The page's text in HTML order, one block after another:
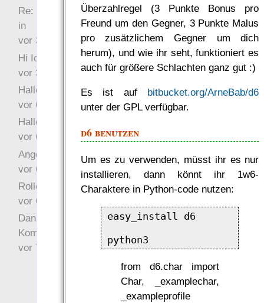
Überzahlregel (3 Punkte Bonus pro
Freund um den Gegner, 3 Punkte Malus
pro zusätzlichem Gegner um dich
herum), und wie ihr seht, funktioniert es
auch für größere Schlachten ganz gut :)
Es ist auf bitbucket.org/ArneBab/d6
unter der GPL verfügbar.
d6 benutzen
Um es zu verwenden, müsst ihr es nur
installieren, dann könnt ihr 1w6-
Charaktere in Python-code nutzen:
easy_install d6
from d6.char import
Char, _examplechar,
_exampleprofile
Re: Hi Ich bin völlig neu
in
vor 3 Jahre 33 Wochen
Hi Ich bin völlig neu in
vor 3 Jahre 46 Wochen
Hallo Ochrasylion
vor 6 Jahre 10 Wochen
Hallo Drak
vor 6 Jahre 10 Wochen
Angefragt
vor 6 Jahre 10 Wochen
Rollenspielrunde
vor 6 Jahre 10 Wochen
Danke für Deinen
Kommentar!
vor 7 Jahre 22 Wochen